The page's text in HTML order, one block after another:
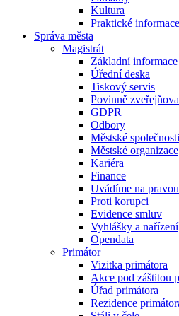
Kultura
Praktické informace
Správa města
Magistrát
Základní informace
Úřední deska
Tiskový servis
Povinně
GDPR
Odbory
Městské společnosti
Městské organizace
Kariéra
Finance
Uvádíme na
Proti korupci
Evidence smluv
Vyhlášky a nařízení
Opendata
Primátor
Vizitka primátora
Akce pod záštitou
Úřad primátora
Rezidence